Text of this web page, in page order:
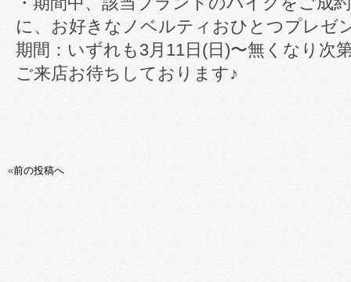
に、お好きなノベルティおひとつプレゼ
期間：いずれも3月11日(日)〜無くなり次
ご来店お待ちしております♪
«前の投稿へ